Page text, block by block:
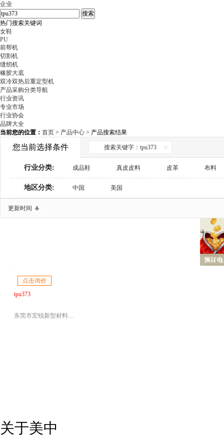
企业
热门搜索关键词
女鞋
PU
前帮机
切割机
缝纫机
橡胶大底
双冷双热后重定型机
产品采购分类导航
行业资讯
专业市场
行业协会
品牌大全
当前您的位置： 首页 > 产品中心 > 产品搜索结果
您当前选择条件 搜索关键字：tpu373
行业分类: 成品鞋 真皮皮料 皮革 布料
鞋材辅料
地区分类: 中国 美国
更新时间
点击询价
tpu373
东莞市宏锐新型材料有限公司
关于美中